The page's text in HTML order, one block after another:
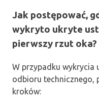
Jak postępować,
wykryto ukryte
pierwszy rzut oka?
W przypadku wykrycia
odbioru technicznego,
kroków: